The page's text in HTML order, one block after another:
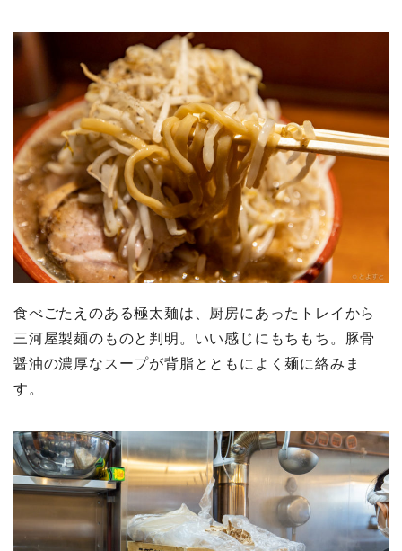
食べごたえのある極太麺は、厨房にあったトレイから
三河屋製麺のものと判明。いい感じにもちもち。豚骨
醤油の濃厚なスープが背脂とともによく麺に絡みま
す。